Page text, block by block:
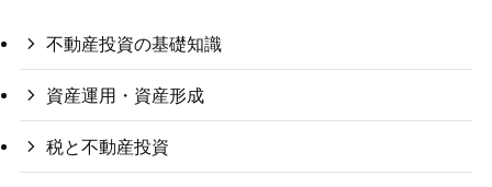
不動産投資の基礎知識
資産運用・資産形成
税と不動産投資